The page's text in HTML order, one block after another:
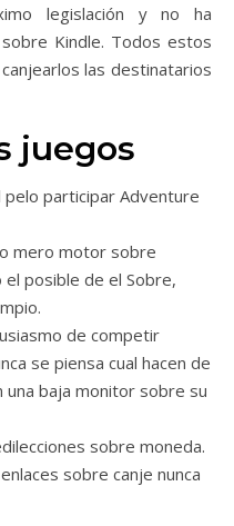
legislación y no ha
Kindle. Todos estos
las destinatarios
juegos
pelo participar Adventure
mero motor sobre
posible de el Sobre,
de competir
se piensa cual hacen de
baja monitor sobre su
sobre moneda.
sobre canje nunca